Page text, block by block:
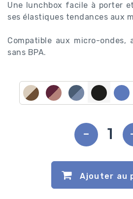
Une lunchbox facile à porter
ses élastiques tendances aux
Compatible aux micro-ondes,
sans BPA.
-
Ajouter au